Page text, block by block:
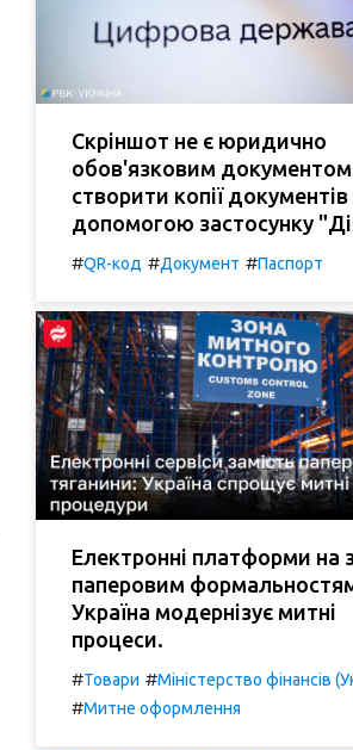
Скріншот не є юридично
обов'язковим
створити копії документів
допомогою застосунку
#QR-код #Документ #Паспорт
Електронні платформи на
паперовим
Україна модернізує митні
процеси.
#Товари #Міністерство фінансів
#Митне оформлення